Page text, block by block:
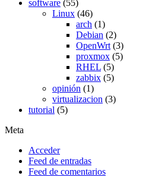
software (55)
Linux (46)
arch (1)
Debian (2)
OpenWrt (3)
proxmox (5)
RHEL (5)
zabbix (5)
opinión (1)
virtualizacion (3)
tutorial (5)
Meta
Acceder
Feed de entradas
Feed de comentarios